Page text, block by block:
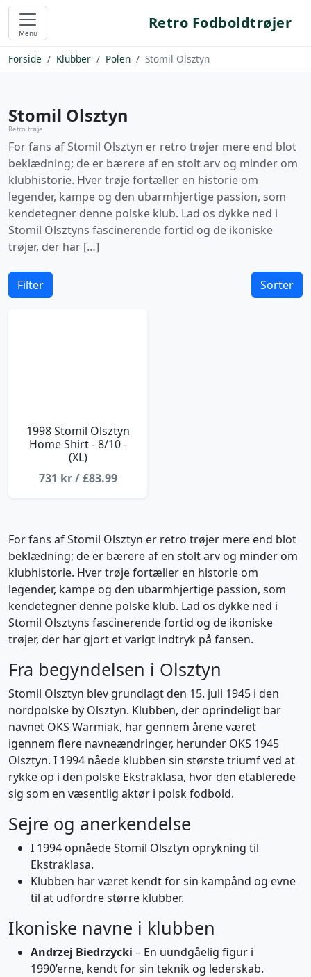
Menu
Retro Fodboldtrøjer
Forside Klubber Polen Stomil Olsztyn
Stomil Olsztyn
Retro trøje
For fans af Stomil Olsztyn er retro trøjer mere end blot
beklædning; de er bærere af en stolt arv og minder om
klubhistorie. Hver trøje fortæller en historie om
legender, kampe og den ubarmhjertige passion, som
kendetegner denne polske klub. Lad os dykke ned i
Stomil Olsztyns fascinerende fortid og de ikoniske
trøjer, der har […]
Filter Sorter
1998 Stomil Olsztyn
Home Shirt - 8/10 -
(XL)
731 kr / £83.99
For fans af Stomil Olsztyn er retro trøjer mere end blot
beklædning; de er bærere af en stolt arv og minder om
klubhistorie. Hver trøje fortæller en historie om
legender, kampe og den ubarmhjertige passion, som
kendetegner denne polske klub. Lad os dykke ned i
Stomil Olsztyns fascinerende fortid og de ikoniske
trøjer, der har gjort et varigt indtryk på fansen.
Fra begyndelsen i Olsztyn
Stomil Olsztyn blev grundlagt den 15. juli 1945 i den
nordpolske by Olsztyn. Klubben, der oprindeligt bar
navnet OKS Warmiak, har gennem årene været
igennem flere navneændringer, herunder OKS 1945
Olsztyn. I 1994 nåede klubben sin største triumf ved at
rykke op i den polske Ekstraklasa, hvor den etablerede
sig som en væsentlig aktør i polsk fodbold.
Sejre og anerkendelse
I 1994 opnåede Stomil Olsztyn oprykning til
Ekstraklasa.
Klubben har været kendt for sin kampånd og evne
til at udfordre større klubber.
Ikoniske navne i klubben
Andrzej Biedrzycki – En uundgåelig figur i
1990’erne, kendt for sin teknik og lederskab.